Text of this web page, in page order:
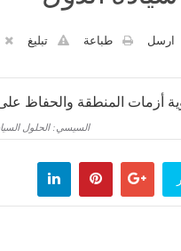
ارسل طباعة تبليغ
السيسي: الحلول